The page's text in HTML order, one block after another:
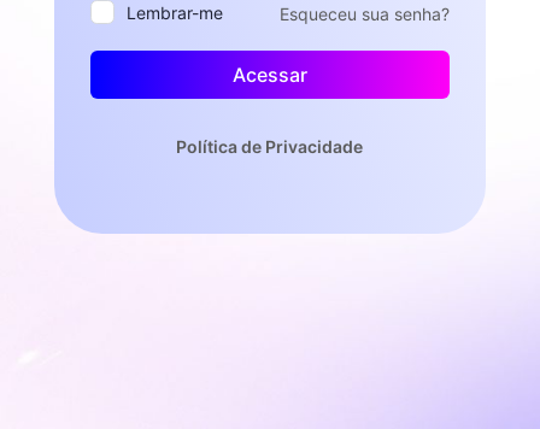
Lembrar-me Esqueceu sua senha?
Política de Privacidade